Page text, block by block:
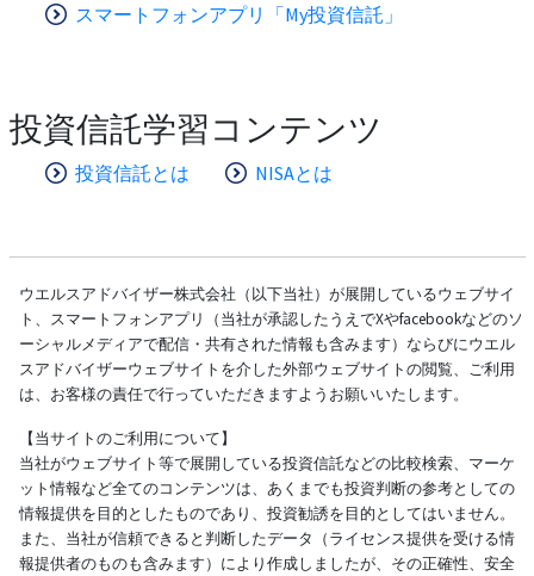
スマートフォンアプリ「My投資信託」
投資信託学習コンテンツ
投資信託とは NISAとは
ウエルスアドバイザー株式会社（以下当社）が展開しているウェブサイ
ト、スマートフォンアプリ（当社が承認したうえでXやfacebookなどのソ
ーシャルメディアで配信・共有された情報も含みます）ならびにウエル
スアドバイザーウェブサイトを介した外部ウェブサイトの閲覧、ご利用
は、お客様の責任で行っていただきますようお願いいたします。
【当サイトのご利用について】
当社がウェブサイト等で展開している投資信託などの比較検索、マーケ
ット情報など全てのコンテンツは、あくまでも投資判断の参考としての
情報提供を目的としたものであり、投資勧誘を目的としてはいません。
また、当社が信頼できると判断したデータ（ライセンス提供を受ける情
報提供者のものも含みます）により作成しましたが、その正確性、安全